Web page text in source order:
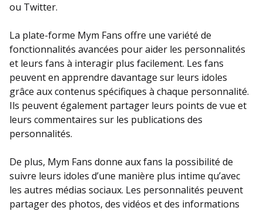
ou Twitter.
La plate-forme Mym Fans offre une variété de
fonctionnalités avancées pour aider les personnalités
et leurs fans à interagir plus facilement. Les fans
peuvent en apprendre davantage sur leurs idoles
grâce aux contenus spécifiques à chaque personnalité.
Ils peuvent également partager leurs points de vue et
leurs commentaires sur les publications des
personnalités.
De plus, Mym Fans donne aux fans la possibilité de
suivre leurs idoles d’une manière plus intime qu’avec
les autres médias sociaux. Les personnalités peuvent
partager des photos, des vidéos et des informations